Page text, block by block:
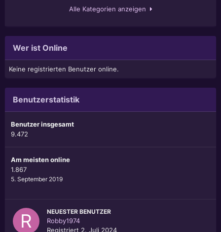
Alle Kategorien anzeigen
Wer ist Online
Keine registrierten Benutzer online.
Benutzerstatistik
Benutzer insgesamt
9.472
Am meisten online
1.867
5. September 2019
NEUESTER BENUTZER
Robby1974
Registriert 2. Juli 2024